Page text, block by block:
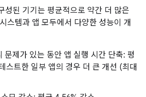
성된 기기는 평균적으로 약간 더 많은
스템과 앱 모두에서 다양한 성능이 개
문제가 있는 동안 앱 실행 시간 단축: 평
스트한 일부 앱의 경우 더 큰 개선 (최대